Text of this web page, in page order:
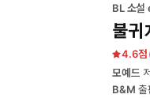
BL 소설
불
4.6
모예드
B&M 출